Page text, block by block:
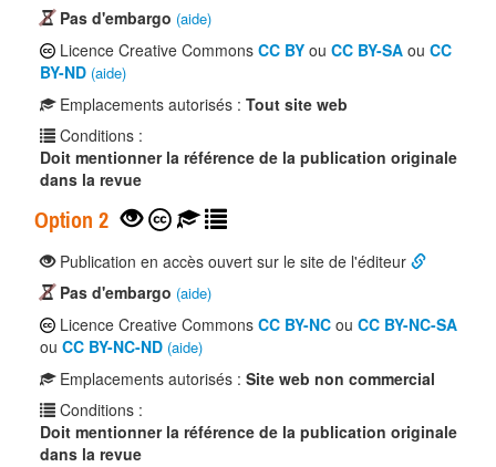
Pas d'embargo (aide)
Licence Creative Commons CC BY ou CC BY-SA ou CC
BY-ND (aide)
Emplacements autorisés : Tout site web
Conditions :
Doit mentionner la référence de la publication originale
dans la revue
Option 2
Publication en accès ouvert sur le site de l'éditeur
Pas d'embargo (aide)
Licence Creative Commons CC BY-NC ou CC BY-NC-SA
ou CC BY-NC-ND (aide)
Emplacements autorisés : Site web non commercial
Conditions :
Doit mentionner la référence de la publication originale
dans la revue